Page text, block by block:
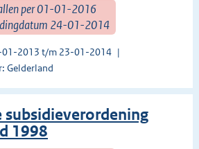
per 01-01-2016
24-01-2014
01-2013 t/m 23-01-2014
Gelderland
subsidieverordening
1998